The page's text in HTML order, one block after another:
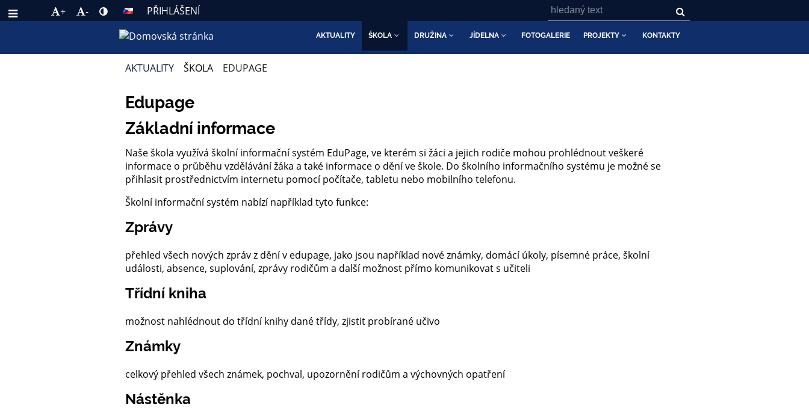
+ - PŘIHLÁŠENÍ
AKTUALITY ŠKOLA DRUŽINA JÍDELNA FOTOGALERIE PROJEKTY KONTAKTY
AKTUALITY ŠKOLA EDUPAGE
EDUPAGE
Edupage
Základní informace
Naše škola využívá školní informační systém EduPage, ve kterém si žáci a jejich rodiče mohou prohlédnout veškeré
informace o průběhu vzdělávání žáka a také informace o dění ve škole. Do školního informačního systému je možné se
přihlasit prostřednictvím internetu pomocí počítače, tabletu nebo mobilního telefonu.
Školní informační systém nabízí například tyto funkce:
Zprávy
přehled všech nových zpráv z dění v edupage, jako jsou například nové známky, domácí úkoly, písemné práce, školní
události, absence, suplování, zprávy rodičům a další možnost přímo komunikovat s učiteli
Třídní kniha
možnost nahlédnout do třídní knihy dané třídy, zjistit probírané učivo
Známky
celkový přehled všech známek, pochval, upozornění rodičům a výchovných opatření
Nástěnka